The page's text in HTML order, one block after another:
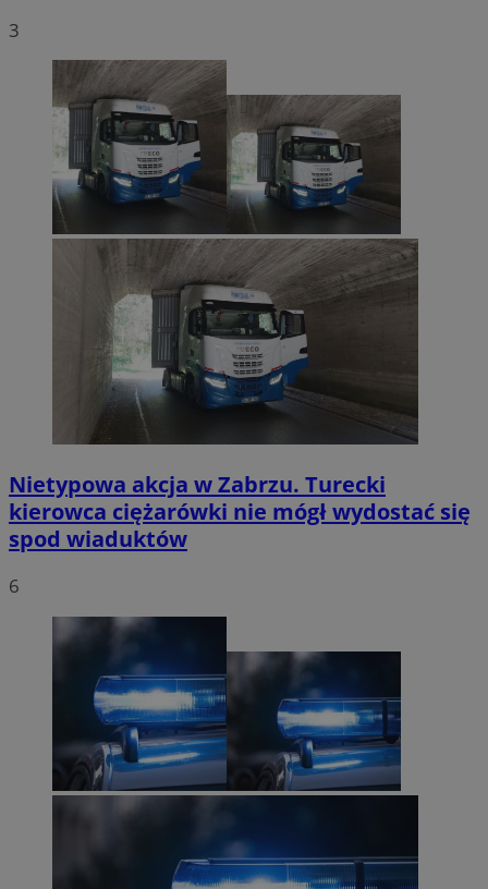
3
Nietypowa akcja w Zabrzu. Turecki
kierowca ciężarówki nie mógł wydostać się
spod wiaduktów
6